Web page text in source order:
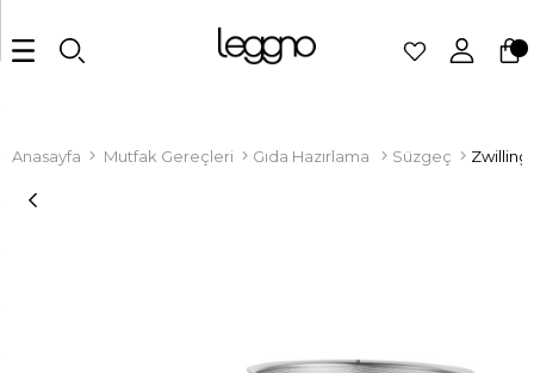
Anasayfa Mutfak Gereçleri Gıda Hazırlama Süzgeç Zwilling